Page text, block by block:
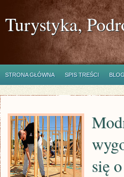
Turystyka,
STRONA GŁÓWNA SPIS TREŚCI
się